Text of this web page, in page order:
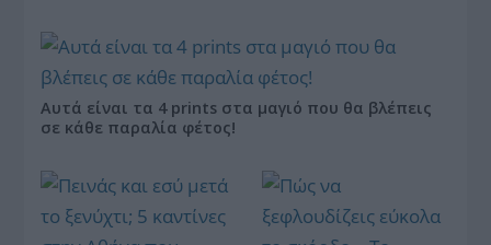
Αυτά είναι τα 4 prints στα μαγιό που θα βλέπεις
σε κάθε παραλία φέτος!